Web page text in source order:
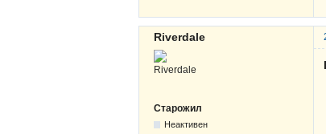
Riverdale
Старожил
Неактивен